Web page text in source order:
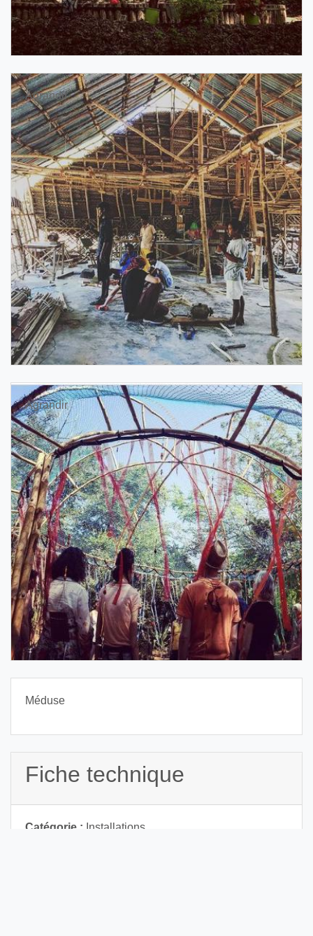
Agrandir
Agrandir
Méduse
Fiche technique
Catégorie : Installations